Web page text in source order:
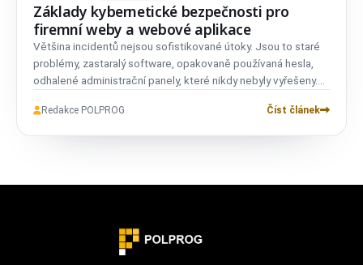
Základy kybernetické bezpečnosti pro
firemní weby a webové aplikace
Většina incidentů nejsou sofistikované útoky. Jsou to staré
problémy, zastaralý software, opakovaně používaná hesla,
odhalené administrační panely, které nikdy nebyly vyřešeny.
Redakce POLPROG Číst článek